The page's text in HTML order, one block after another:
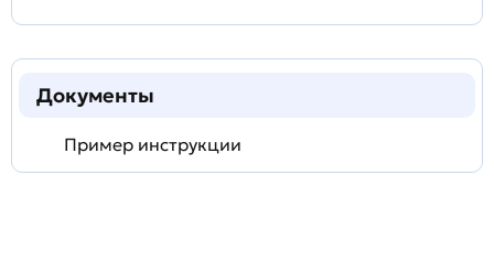
Документы
Пример инструкции